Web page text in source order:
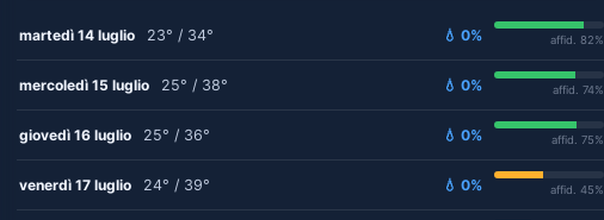
martedì 14 luglio 23° / 34° 💧 0% affid. 82%
mercoledì 15 luglio 25° / 38° 💧 0% affid. 74%
giovedì 16 luglio 25° / 36° 💧 0% affid. 75%
venerdì 17 luglio 24° / 39° 💧 0% affid. 45%